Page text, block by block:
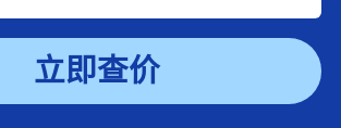
立即查价